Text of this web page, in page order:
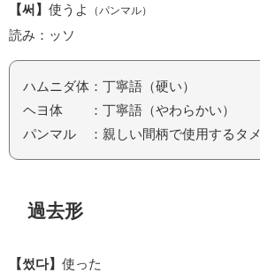
【써】 使うよ （パンマル）
読み：ッソ
ハムニダ体：丁寧語（硬い）
ヘヨ体 ：丁寧語（やわらかい）
パンマル ：親しい間柄で使用するタ
過去形
【썼다】 使った